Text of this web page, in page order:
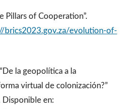
Pillars of Cooperation”.
brics2023.gov.za/evolution-of-
la geopolítica a la
virtual de colonización?”
Disponible en: